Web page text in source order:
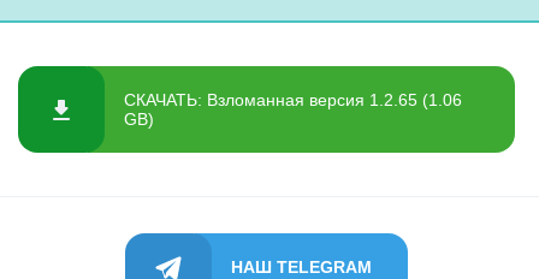
СКАЧАТЬ: Взломанная версия 1.2.65 (1.06
GB)
НАШ TELEGRAM